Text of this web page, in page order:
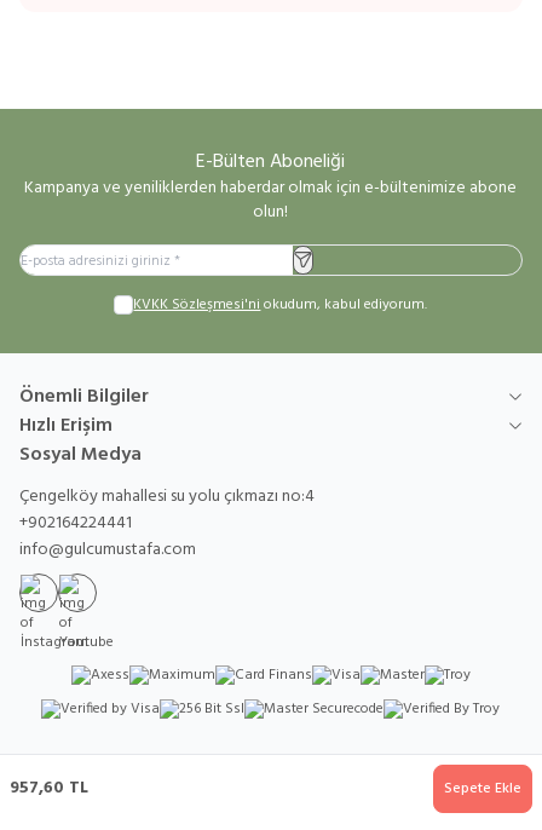
957,60 TL Sepete Ekle
E-Bülten Aboneliği
Kampanya ve yeniliklerden haberdar olmak için e-bültenimize abone
olun!
Kayıt Ol
KVKK Sözleşmesi'niokudum, kabul ediyorum.
Önemli Bilgiler
Hızlı Erişim
Sosyal Medya
Çengelköy mahallesi su yolu çıkmazı no:4
+902164224441
info@gulcumustafa.com
İnstagramYoutube